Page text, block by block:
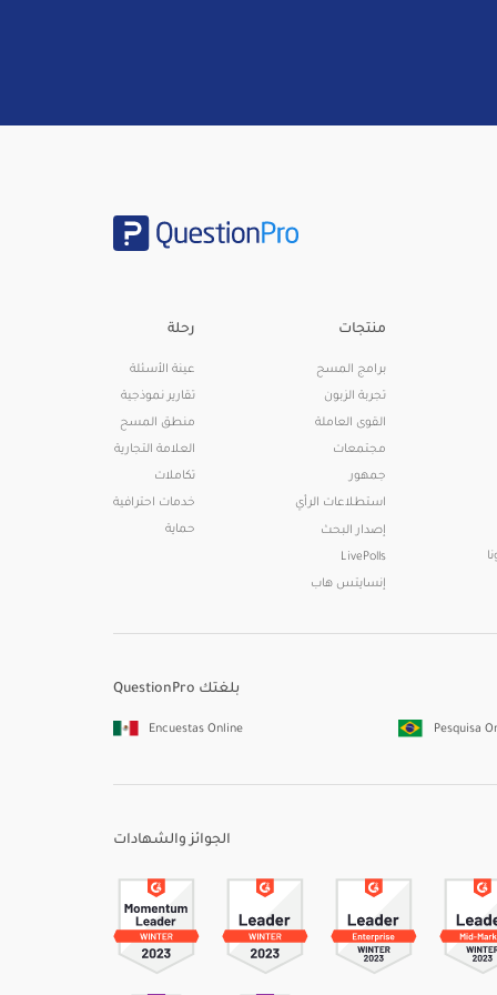
رحلة
عينة الأسئلة
تقارير نموذجية
منطق المسح
العلامة التجارية
تكاملات
خدمات احترافية
حماية
منتجات
برامج المسح
تجربة الزبون
القوى العاملة
مجتمعات
جمهور
استطلاعات الرأي
إصدار البحث
LivePolls
إنسايتس هاب
QuestionPro بلغتك
Encuestas Online Pesquisa
الجوائز والشهادات